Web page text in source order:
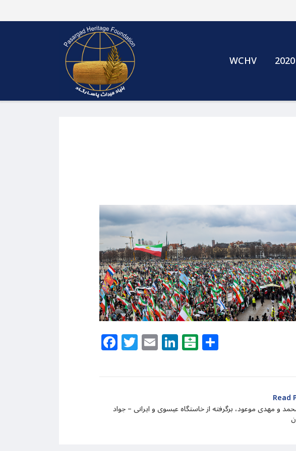
WCHV
Facebook
Twitter
EmailLinkedIn
Balatarin
Read
و مهدی موعود، برگرفته از خاستگاه عیسوی و ایرانی – جواد